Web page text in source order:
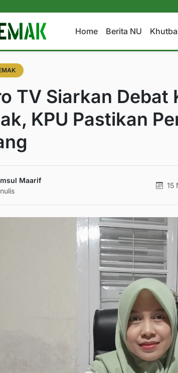
Home Berita NU
TV Siarkan Debat
KPU Pastikan
Maarif
15